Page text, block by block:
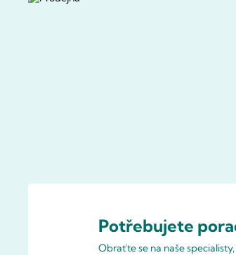
Potřebujete
Obraťte se na naše